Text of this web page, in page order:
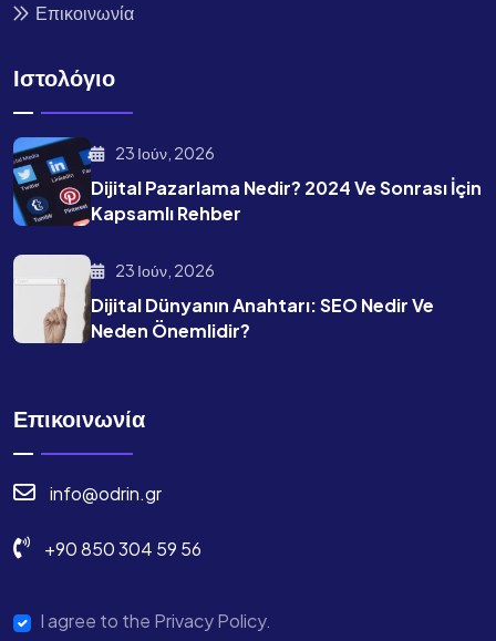
Επικοινωνία
Ιστολόγιο
23 Ιούν, 2026
Dijital Pazarlama Nedir? 2024 Ve Sonrası İçin
Kapsamlı Rehber
23 Ιούν, 2026
Dijital Dünyanın Anahtarı: SEO Nedir Ve
Neden Önemlidir?
Επικοινωνία
info@odrin.gr
+90 850 304 59 56
I agree to the Privacy Policy.